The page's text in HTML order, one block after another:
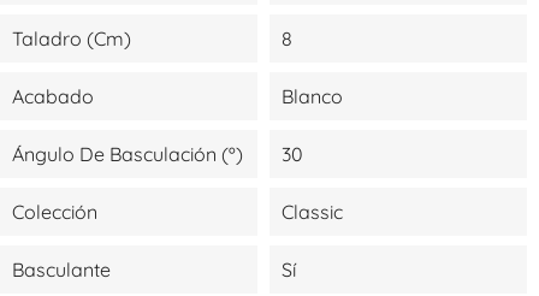
Taladro (cm) 8
Acabado Blanco
Ángulo De Basculación (º) 30
Colección Classic
Basculante Sí